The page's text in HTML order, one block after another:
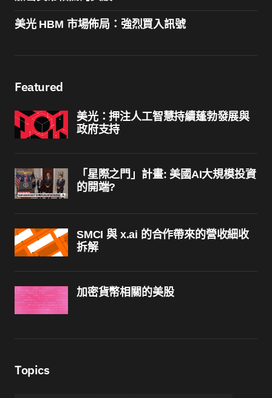
美光 HBM 市場佈局：強烈買入訊號
Featured
美光：押注人工智慧持續蓬勃發展與
政府支持
「星際之門」計畫: 美國AI大規模投資
的開端?
SMCI 與 x.ai 的合作帶來的營收細收
拆解
加密貨幣相關的美股
Topics